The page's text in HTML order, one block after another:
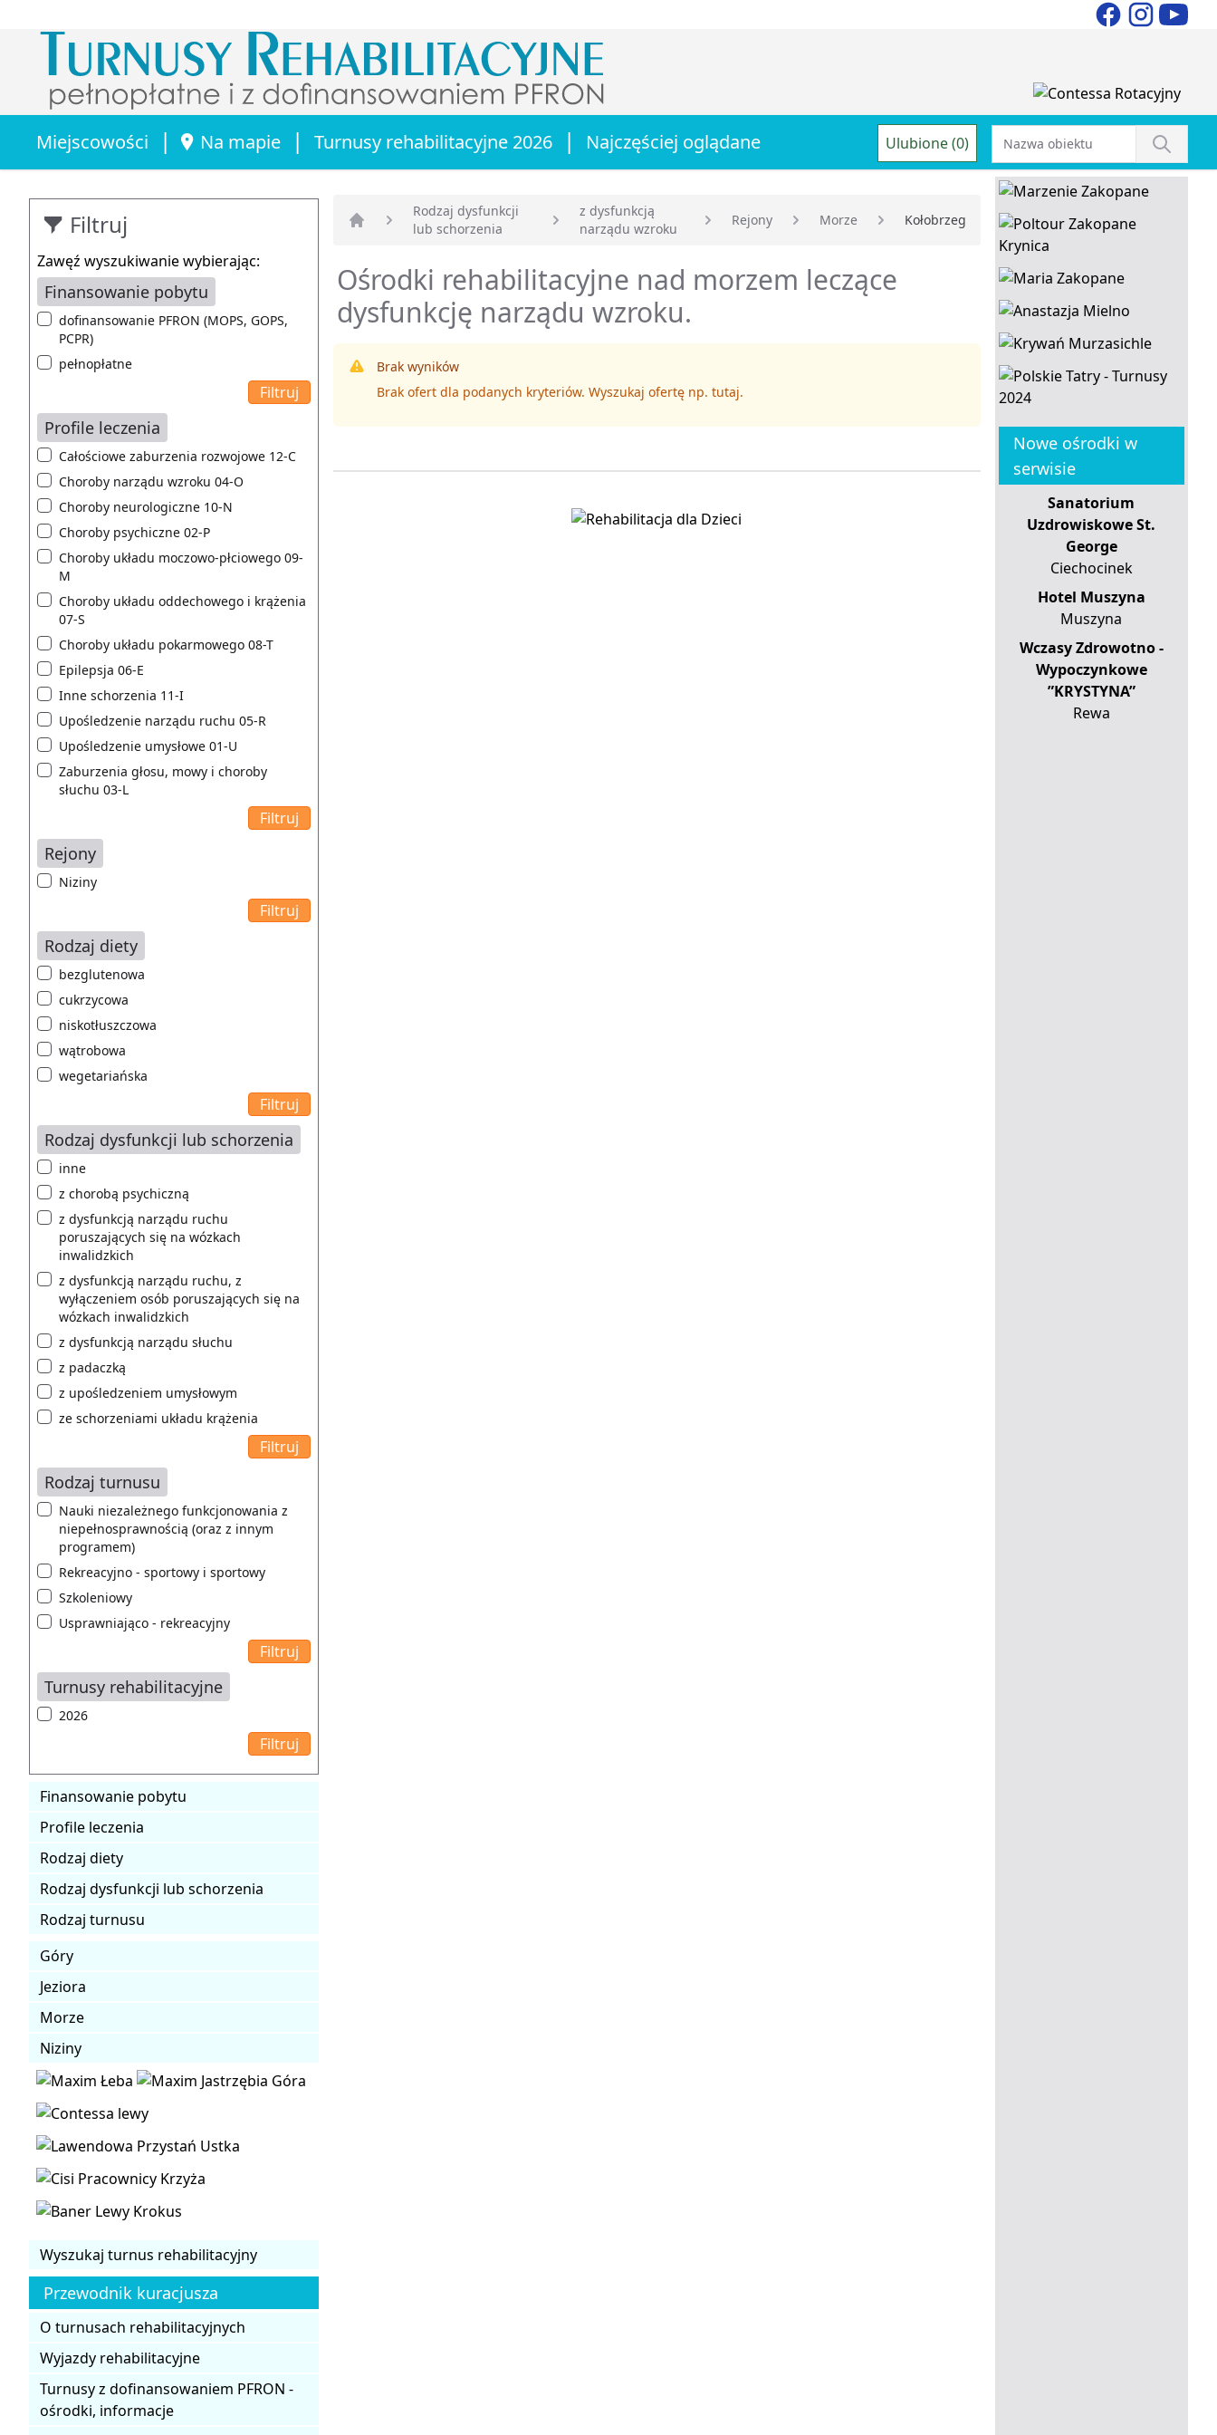
Miejscowości | Na mapie | Turnusy rehabilitacyjne 2026 | Najczęściej oglądane Ulubione (0)
Filtruj
Zawęź wyszukiwanie wybierając:
Finansowanie pobytu
dofinansowanie PFRON (MOPS, GOPS,
PCPR)
pełnopłatne
Profile leczenia
Całościowe zaburzenia rozwojowe 12-C
Choroby narządu wzroku 04-O
Choroby neurologiczne 10-N
Choroby psychiczne 02-P
Choroby układu moczowo-płciowego 09-
M
Choroby układu oddechowego i krążenia
07-S
Choroby układu pokarmowego 08-T
Epilepsja 06-E
Inne schorzenia 11-I
Upośledzenie narządu ruchu 05-R
Upośledzenie umysłowe 01-U
Zaburzenia głosu, mowy i choroby
słuchu 03-L
Rejony
Niziny
Rodzaj diety
bezglutenowa
cukrzycowa
niskotłuszczowa
wątrobowa
wegetariańska
Rodzaj dysfunkcji lub schorzenia
inne
z chorobą psychiczną
z dysfunkcją narządu ruchu
poruszających się na wózkach
inwalidzkich
z dysfunkcją narządu ruchu, z
wyłączeniem osób poruszających się na
wózkach inwalidzkich
z dysfunkcją narządu słuchu
z padaczką
z upośledzeniem umysłowym
ze schorzeniami układu krążenia
Rodzaj turnusu
Nauki niezależnego funkcjonowania z
niepełnosprawnością (oraz z innym
programem)
Rekreacyjno - sportowy i sportowy
Szkoleniowy
Usprawniająco - rekreacyjny
Turnusy rehabilitacyjne
2026
Finansowanie pobytu
Profile leczenia
Rodzaj diety
Rodzaj dysfunkcji lub schorzenia
Rodzaj turnusu
Góry
Jeziora
Morze
Niziny
Wyszukaj turnus rehabilitacyjny
Przewodnik kuracjusza
O turnusach rehabilitacyjnych
Wyjazdy rehabilitacyjne
Turnusy z dofinansowaniem PFRON -
ośrodki, informacje
Strona główna
Rodzaj dysfunkcji
lub schorzenia
z dysfunkcją
narządu wzroku
Rejony Morze Kołobrzeg
Ośrodki rehabilitacyjne nad morzem leczące
dysfunkcję narządu wzroku.
Brak wyników
Brak ofert dla podanych kryteriów. Wyszukaj ofertę np. tutaj.
Nowe ośrodki w
serwisie
Sanatorium
Uzdrowiskowe St.
George
Ciechocinek
Hotel Muszyna
Muszyna
Wczasy Zdrowotno -
Wypoczynkowe
”KRYSTYNA”
Rewa